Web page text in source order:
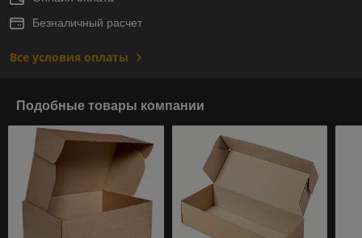
Безналичный расчет
Все условия оплаты
Подобные товары компании